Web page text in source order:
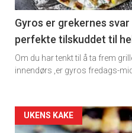
Gyros er grekernes
perfekte tilskuddet til
Om du har tenkt til å ta frem
innendørs ,er gyros fredags-
Forsiden
UKENS KAKE